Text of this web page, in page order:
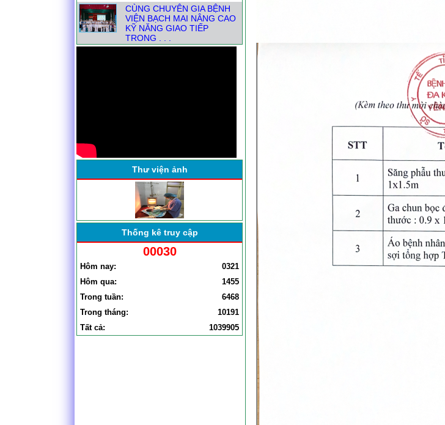
📣THÔNG BÁO THAY ĐỔI
ĐỊA CHỈ HÀNH CHÍNH-
THUẬN TIỆN CHO NGƯỜI
DÂN KHI . . .
Thư viện ảnh
Thống kê truy cập
00030
Hôm nay:
0321
Hôm qua:
1455
Trong tuần:
6468
Trong tháng:
10191
Tất cả:
1039905